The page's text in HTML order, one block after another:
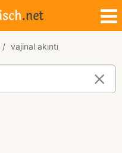
vajinal akıntı